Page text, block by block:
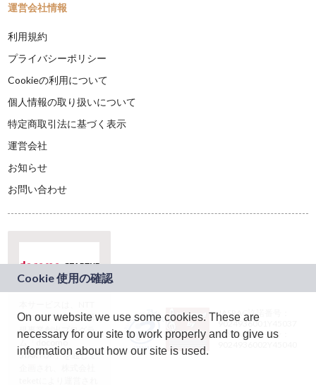
運営会社情報
利用規約
プライバシーポリシー
Cookieの利用について
個人情報の取り扱いについて
特定商取引法に基づく表示
運営会社
お知らせ
お問い合わせ
ドコモグループの新
規事業創出プログラ
ム「docomo
STARTUP」を通じて
JASRAC許諾番号：
9024936001Y45037
JASRAC許諾番号：
On our website we use some cookies. These are
necessary for our site to work properly and to give us
information about how our site is used.